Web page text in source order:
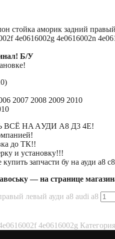
стойка аморик задний
4e0616002g 4e0616002n
Б/У
2007 2008 2009 2010
HA AУДИ А8 Д3 4E!
до ТК!!
и установку!!!
запчасти бу на ауди а8
— на странице
левый ауди а8 audi a8
4e0616002g